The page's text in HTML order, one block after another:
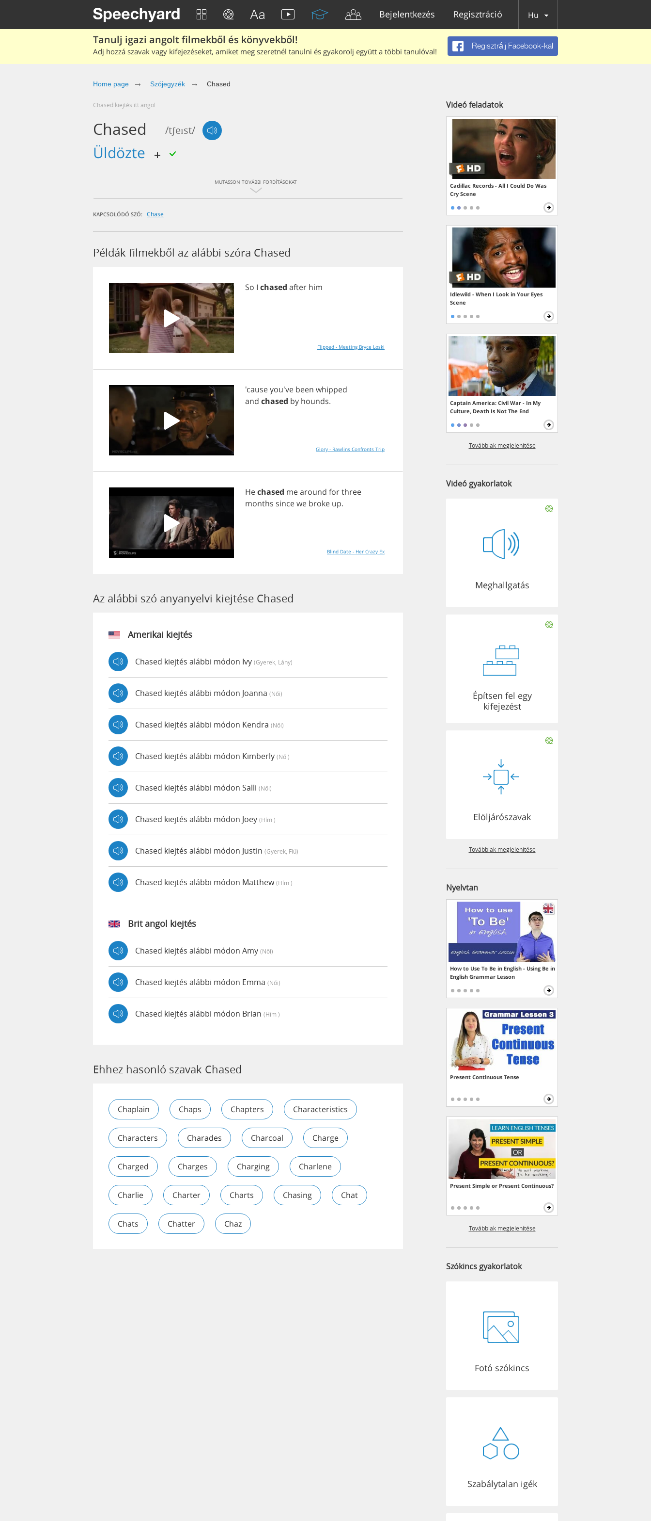
Bejelentkezés Regisztráció Hu
Tanulj igazi angolt filmekből és könyvekből!
Adj hozzá szavak vagy kifejezéseket, amiket meg szeretnél tanulni és gyakorolj együtt a többi tanulóval!
Regisztrálj Facebook-kal
Home page Szójegyzék Chased
chased kiejtés itt angol
Chased /tʃeɪst/
üldözte
MUTASSON TOVÁBBI FORDÍTÁSOKAT
KAPCSOLÓDÓ SZÓ: Chase
Példák filmekből az alábbi szóra Chased
So I chased after him
Flipped - Meeting Bryce Loski
'cause you've been whipped
and chased by hounds.
Glory - Rawlins Confronts Trip
Hechased mearound forthree
months sincewe broke up.
Blind Date - Her Crazy Ex
Az alábbi szó anyanyelvi kiejtése Chased
Amerikai kiejtés
Chased kiejtés alábbi módon Ivy (gyerek, Lány)
Chased kiejtés alábbi módon Joanna (női)
Chased kiejtés alábbi módon Kendra (női)
Chased kiejtés alábbi módon Kimberly (női)
Chased kiejtés alábbi módon Salli (női)
Chased kiejtés alábbi módon Joey (hím )
Chased kiejtés alábbi módon Justin (gyerek, Fiú)
Chased kiejtés alábbi módon Matthew(hím )
Brit angol kiejtés
Chased kiejtés alábbi módon Amy (női)
Chased kiejtés alábbi módon Emma (női)
Chased kiejtés alábbi módon Brian (hím )
Ehhez hasonló szavak Chased
Chaplain Chaps Chapters Characteristics
Characters Charades Charcoal Charge
Charged Charges Charging Charlene
Charlie Charter Charts Chasing Chat
Chats Chatter Chaz
Videó feladatok
Cadillac Records - All I Could Do Was
Cry Scene
Idlewild - When I Look in Your Eyes
Scene
Captain America: Civil War - In My
Culture, Death Is Not The End
Továbbiak megjelenítése
Videó gyakorlatok
Meghallgatás
Építsen fel egy
kifejezést
Elöljárószavak
Továbbiak megjelenítése
Nyelvtan
How to Use To Be in English - Using Be in
English Grammar Lesson
Present Continuous Tense
Present Simple or Present Continuous?
Továbbiak megjelenítése
Szókincs gyakorlatok
Fotó szókincs
Szabálytalan igék